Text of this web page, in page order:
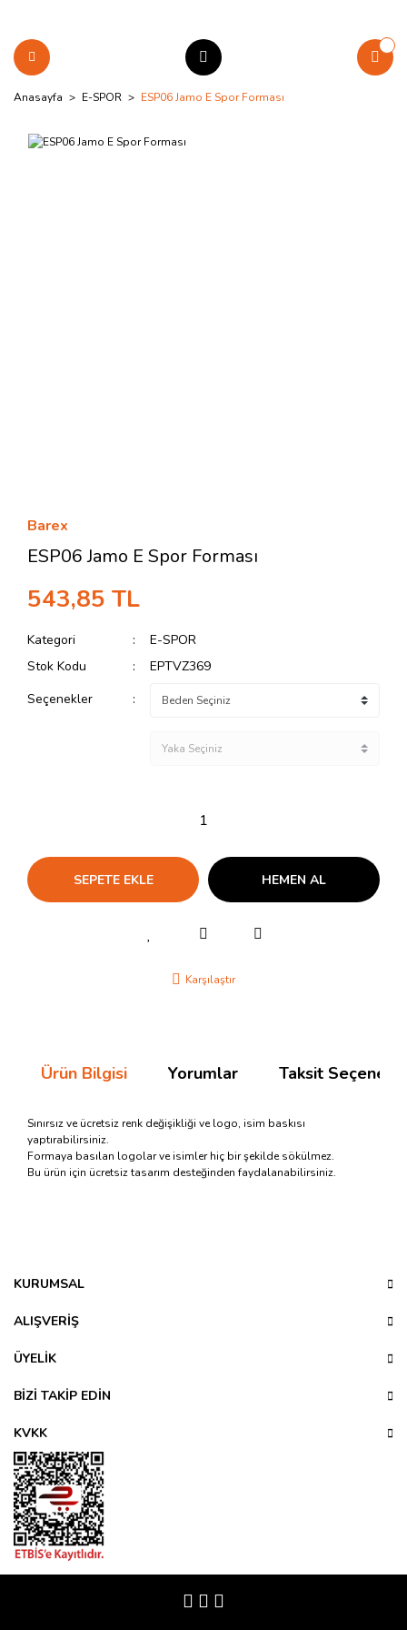
Anasayfa E-SPOR ESP06 Jamo E Spor Forması
Barex
ESP06 Jamo E Spor Forması
543,85 TL
Kategori
E-SPOR
Stok Kodu
EPTVZ369
Seçenekler
SEPETE EKLE HEMEN AL
Karşılaştır
Ürün Bilgisi Yorumlar Taksit
Sınırsız ve ücretsiz renk değişikliği ve logo, isim baskısı
yaptırabilirsiniz.
Formaya basılan logolar ve isimler hiç bir şekilde sökülmez.
Bu ürün için ücretsiz tasarım desteğinden faydalanabilirsiniz.
Ürün resmi kalitesiz, bozuk veya görüntülenemiyor.
Ürün fiyatı diğer sitelerden daha pahalı.
KURUMSAL
ALIŞVERİŞ
ÜYELİK
BİZİ TAKİP EDİN
KVKK